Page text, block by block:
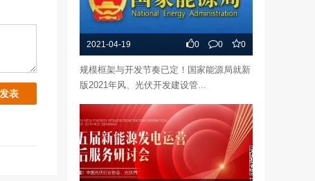
2021-04-19 0 0 0
规模框架与开发节奏已定！国家能源局就新
版2021年风、光伏开发建设管...